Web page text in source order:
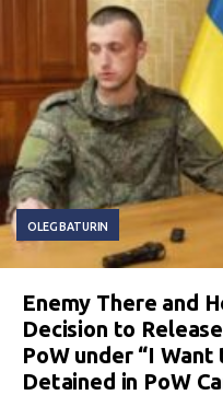
OLEG BATURIN
Enemy There and
Decision to
PoW under “I
Detained in PoW